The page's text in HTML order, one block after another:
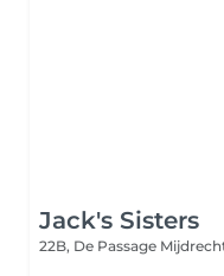
Jack's Sisters
22B, De Passage